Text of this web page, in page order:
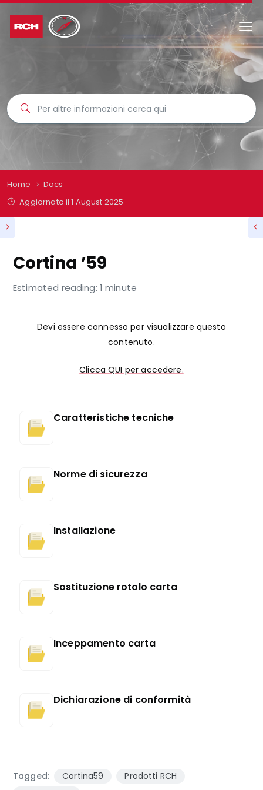
Home
Docs
Aggiornato il1 August 2025
Cortina ’59
Estimated reading: 1 minute
Devi essere connesso per visualizzare questo
contenuto.
Clicca QUI per accedere.
Caratteristiche tecniche
Norme di sicurezza
Installazione
Sostituzione rotolo carta
Inceppamento carta
Dichiarazione di conformità
Tagged: Cortina59
Prodotti RCH